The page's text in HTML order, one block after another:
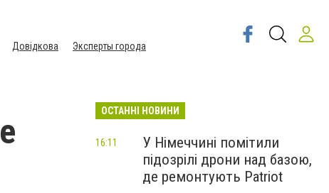
Довідкова Эксперты города
ОСТАННІ НОВИНИ
У Німеччині помітили
підозрілі дрони над базою,
де ремонтують Patriot
16:11